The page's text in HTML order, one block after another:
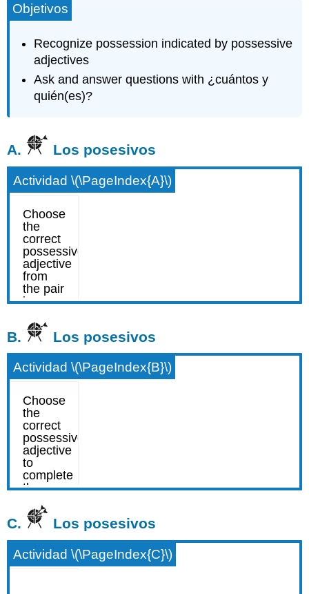
Objetivos
Recognize possession indicated by possessive
adjectives
Ask and answer questions with ¿cuántos y
quién(es)?
A. Los posesivos
Actividad \(\PageIndex{A}\)
B. Los posesivos
Actividad \(\PageIndex{B}\)
C. Los posesivos
Actividad \(\PageIndex{C}\)